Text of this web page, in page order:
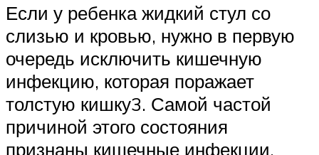
Если у ребенка жидкий стул со
слизью и кровью, нужно в первую
очередь исключить кишечную
инфекцию, которая поражает
толстую кишку3. Самой частой
причиной этого состояния
признаны кишечные инфекции,